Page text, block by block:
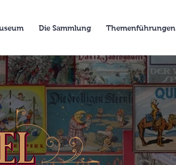
Die Sammlung Themenführungen